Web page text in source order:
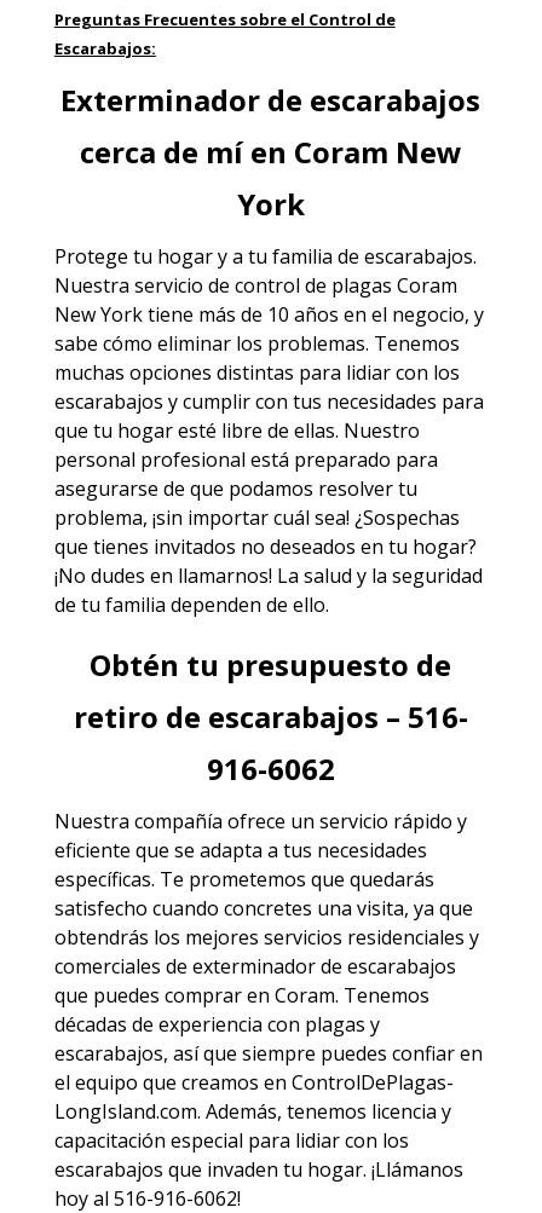
Preguntas Frecuentes sobre el Control de
Escarabajos:
Exterminador de escarabajos
cerca de mí en Coram New
York
Protege tu hogar y a tu familia de escarabajos.
Nuestra servicio de control de plagas Coram
New Yorktiene más de 10 años en el negocio, y
sabe cómo eliminar los problemas. Tenemos
muchas opciones distintas para lidiar con los
escarabajos y cumplir con tus necesidades para
que tu hogar esté libre de ellas. Nuestro
personal profesional está preparado para
asegurarse de que podamos resolver tu
problema, ¡sin importar cuál sea! ¿Sospechas
que tienes invitados no deseados en tu hogar?
¡No dudes en llamarnos! La salud y la seguridad
de tu familia dependen de ello.
Obtén tu presupuesto de
retiro de escarabajos – 516-
916-6062
Nuestra compañía ofrece un servicio rápido y
eficiente que se adapta a tus necesidades
específicas. Te prometemos que quedarás
satisfecho cuando concretes una visita, ya que
obtendrás los mejores servicios residenciales y
comerciales de exterminador de escarabajos
que puedes comprar en Coram. Tenemos
décadas de experiencia con plagas y
escarabajos, así que siempre puedes confiar en
el equipo que creamos en ControlDePlagas-
LongIsland.com. Además, tenemos licencia y
capacitación especial para lidiar con los
escarabajos que invaden tu hogar. ¡Llámanos
hoy al 516-916-6062!